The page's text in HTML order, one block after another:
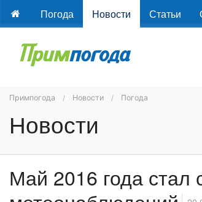
Погода Новости Статьи
Примпогода Новости Погода
Новости
Май 2016 года